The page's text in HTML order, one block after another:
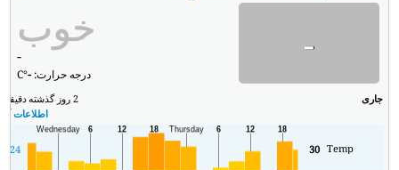
- خوب
-
درجه حرارت:-
°C
جاری 2 روز گذشته دقیقه
اطلاعات آب
Temp
30
24